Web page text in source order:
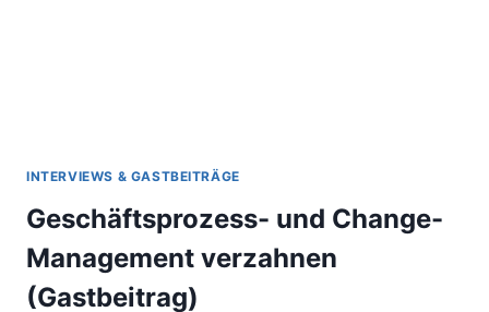
INTERVIEWS & GASTBEITRÄGE
Geschäftsprozess- und Change-
Management verzahnen
(Gastbeitrag)